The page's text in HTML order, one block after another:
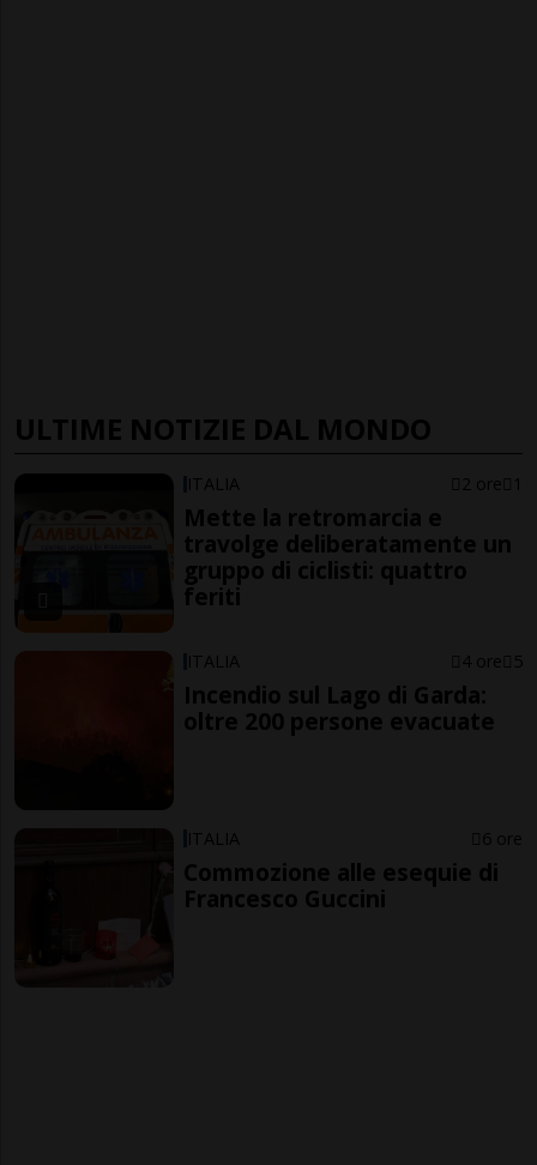
ULTIME NOTIZIE DAL MONDO
ITALIA 2 ore 1
Mette la retromarcia e
travolge deliberatamente un
gruppo di ciclisti: quattro
feriti
ITALIA 4 ore 5
Incendio sul Lago di Garda:
oltre 200 persone evacuate
ITALIA 6 ore
Commozione alle esequie di
Francesco Guccini